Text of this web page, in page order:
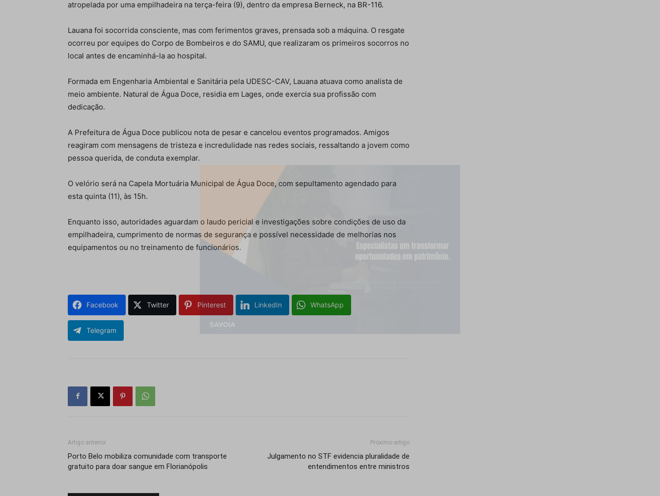
atropelada por uma empilhadeira na terça-feira (9), dentro da empresa Berneck, na BR-116.
Lauana foi socorrida consciente, mas com ferimentos graves, prensada sob a máquina. O resgate
ocorreu por equipes do Corpo de Bombeiros e do SAMU, que realizaram os primeiros socorros no
local antes de encaminhá-la ao hospital.
Formada em Engenharia Ambiental e Sanitária pela UDESC-CAV, Lauana atuava como analista de
meio ambiente. Natural de Água Doce, residia em Lages, onde exercia sua profissão com
dedicação.
A Prefeitura de Água Doce publicou nota de pesar e cancelou eventos programados. Amigos
reagiram com mensagens de tristeza e incredulidade nas redes sociais, ressaltando a jovem como
pessoa querida, de conduta exemplar.
O velório será na Capela Mortuária Municipal de Água Doce, com sepultamento agendado para
esta quinta (11), às 15h.
Enquanto isso, autoridades aguardam o laudo pericial e investigações sobre condições de uso da
empilhadeira, cumprimento de normas de segurança e possível necessidade de melhorias nos
equipamentos ou no treinamento de funcionários.
Facebook Twitter Pinterest LinkedIn WhatsApp
Telegram
Artigo anterior
Porto Belo mobiliza comunidade com transporte
gratuito para doar sangue em Florianópolis
Próximo artigo
Julgamento no STF evidencia pluralidade de
entendimentos entre ministros